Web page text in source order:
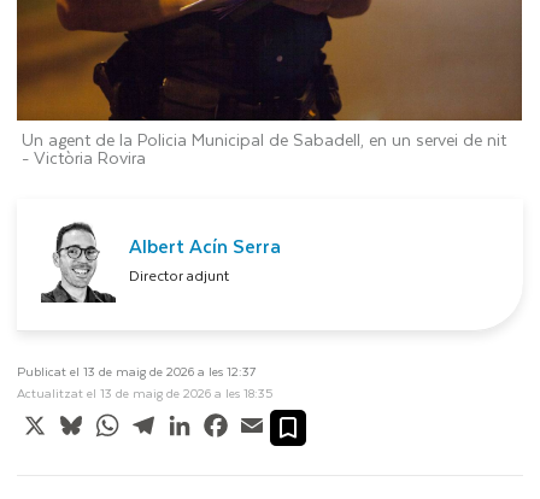
Un agent de la Policia Municipal de Sabadell, en un servei de nit
-Victòria Rovira
Albert Acín Serra
Director adjunt
Publicat el 13 de maig de 2026 a les 12:37
Actualitzat el 13 de maig de 2026 a les 18:35
X BlueskyWhatsApp
TelegramLinkedInFacebook
Email